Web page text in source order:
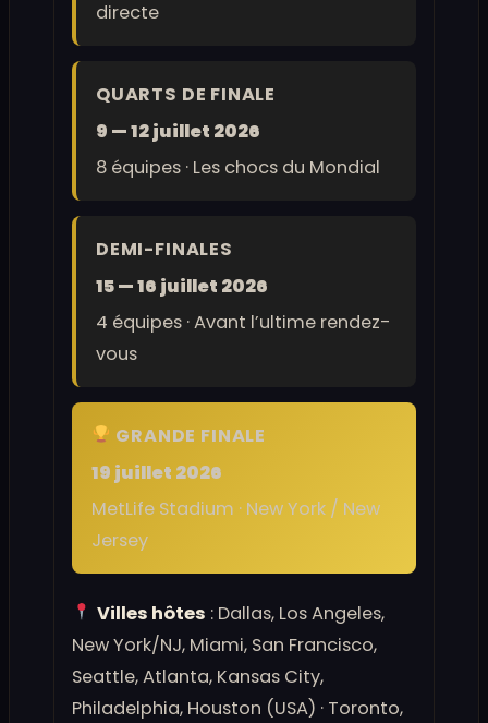
directe
QUARTS DE FINALE
9 — 12 juillet 2026
8 équipes · Les chocs du Mondial
DEMI-FINALES
15 — 16 juillet 2026
4 équipes · Avant l’ultime rendez-
vous
GRANDE FINALE
19 juillet 2026
MetLife Stadium · New York / New
Jersey
Villes hôtes : Dallas, Los Angeles,
New York/NJ, Miami, San Francisco,
Seattle, Atlanta, Kansas City,
Philadelphia, Houston (USA) · Toronto,